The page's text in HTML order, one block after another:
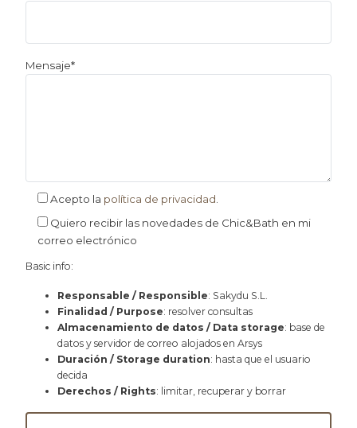
Mensaje*
Acepto la política de privacidad
Quiero recibir las novedades de Chic&Bath en mi
correo electrónico
Basic info:
Responsable / Responsible: Sakydu S.L.
Finalidad / Purpose: resolver consultas
Almacenamiento de datos / Data storage: base de
datos y servidor de correo alojados en Arsys
Duración / Storage duration: hasta que el usuario
decida
Derechos / Rights: limitar, recuperar y borrar